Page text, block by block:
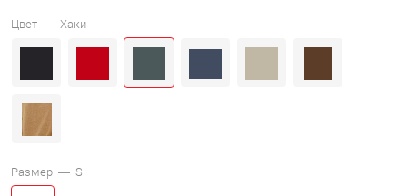
Цвет — Хаки
Размер — S